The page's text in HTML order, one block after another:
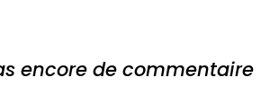
encore de commentaire